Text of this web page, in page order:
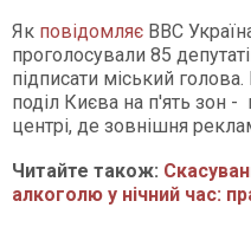
Як повідомляє ВВС
проголосували 85
підписати міський
поділ Києва на п'ять зон
центрі, де зовнішня
Читайте також:
алкоголю у нічний час: